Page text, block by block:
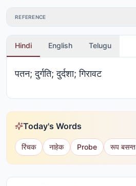
REFERENCE
Hindi English Telugu
पतन; दुर्गति; दुर्दशा; गिरावट
Today's Words
रिंचक नाहेक Probe रूप बसन्त